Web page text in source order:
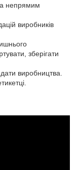
непрямим
виробників
зберігати
виробництва.